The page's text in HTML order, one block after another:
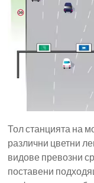
Тол станцията на
различни цветни
видове превозни
поставени